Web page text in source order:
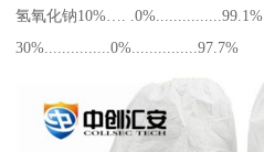
氢氧化钠10%…. .0%...............99.1%
30%...............0%...............97.7%